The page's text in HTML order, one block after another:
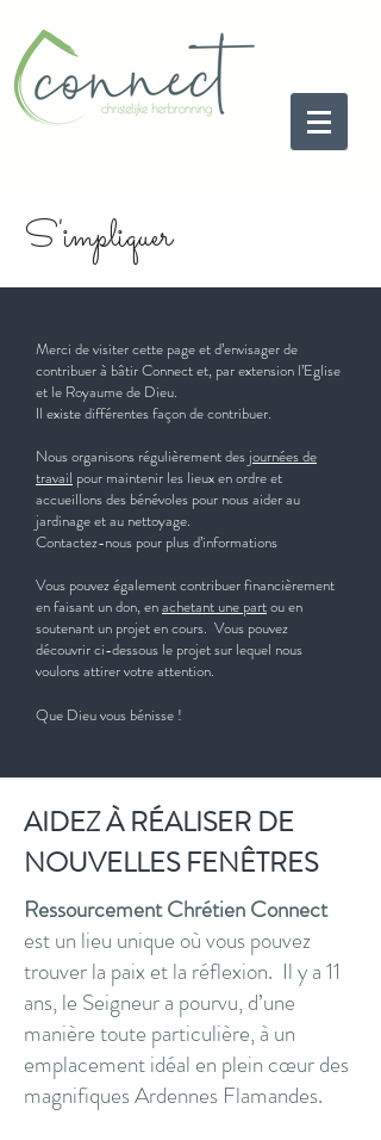
S'impliquer
Merci de visiter cette page et d’envisager de
contribuer à bâtir Connect et, par extension l’Eglise
et le Royaume de Dieu.
Il existe différentes façon de contribuer.
Nous organisons régulièrement des journées de
travail pour maintenir les lieux en ordre et
accueillons des bénévoles pour nous aider au
jardinage et au nettoyage.
Contactez-nous pour plus d’informations
Vous pouvez également contribuer financièrement
en faisant un don, enachetant une partou en
soutenant un projet en cours. Vous pouvez
découvrir ci-dessous le projet sur lequel nous
voulons attirer votre attention.
Que Dieu vous bénisse !
AIDEZ À RÉALISER DE
NOUVELLES FENÊTRES
Ressourcement Chrétien Connect
est un lieu unique où vous pouvez
trouver la paix et la réflexion. Il y a 11
ans, le Seigneur a pourvu, d’une
manière toute particulière, à un
emplacement idéal en plein cœur des
magnifiques Ardennes Flamandes.